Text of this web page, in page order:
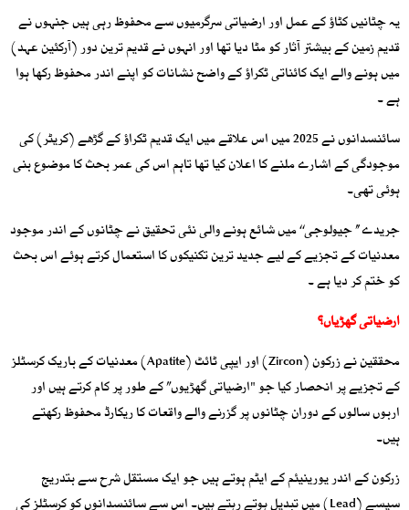
یہ چٹانیں کٹاؤ کے عمل اور ارضیاتی سرگرمیوں سے محفوظ رہی ہیں جنہوں نے
قدیم زمین کے بیشتر آثار کو مٹا دیا تھا اور انہوں نے قدیم ترین دور (آرکئین عہد)
میں ہونے والے ایک کائناتی ٹکراؤ کے واضح نشانات کو اپنے اندر محفوظ رکھا ہوا
ہے ۔
سائنسدانوں نے 2025 میں اس علاقے میں ایک قدیم ٹکراؤ کے گڑھے (کریٹر) کی
موجودگی کے اشارے ملنے کا اعلان کیا تھا تاہم اس کی عمر بحث کا موضوع بنی
ہوئی تھی۔
جریدے ’’ جیولوجی‘‘ میں شائع ہونے والی نئی تحقیق نے چٹانوں کے اندر موجود
معدنیات کے تجزیے کے لیے جدید ترین تکنیکوں کا استعمال کرتے ہوئے اس بحث
کو ختم کر دیا ہے ۔
ارضیاتی گھڑیاں؟
محققین نے زرکون (Zircon) اور ایپی ٹائٹ (Apatite) معدنیات کے باریک کرسٹلز
کے تجزیے پر انحصار کیا جو "ارضیاتی گھڑیوں” کے طور پر کام کرتے ہیں اور
اربوں سالوں کے دوران چٹانوں پر گزرنے والے واقعات کا ریکارڈ محفوظ رکھتے
ہیں۔
زرکون کے اندر یورینیئم کے ایٹم ہوتے ہیں جو ایک مستقل شرح سے بتدریج